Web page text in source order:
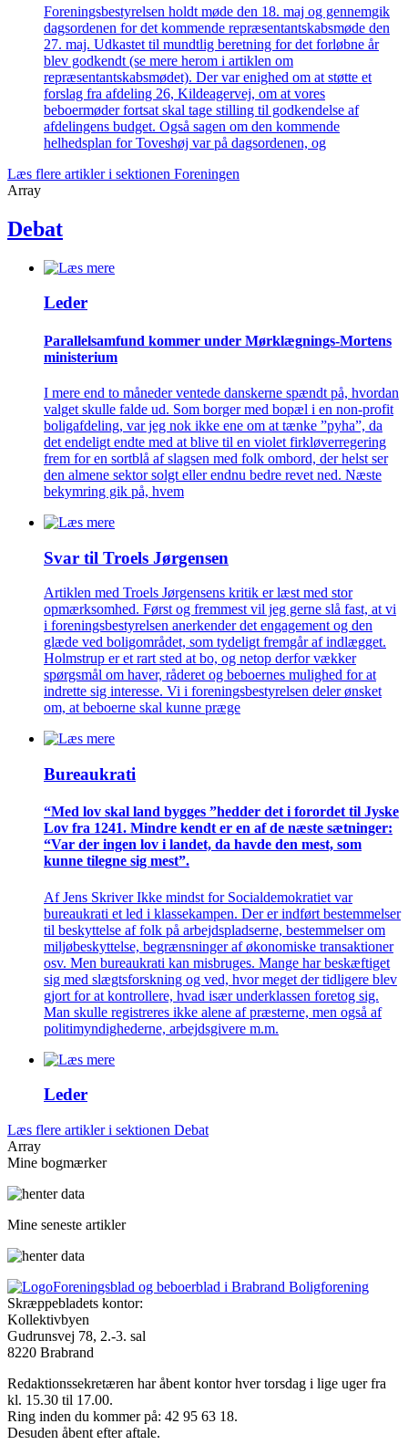
Foreningsbestyrelsen holdt møde den 18. maj og gennemgik
dagsordenen for det kommende repræsentantskabsmøde den
27. maj. Udkastet til mundtlig beretning for det forløbne år
blev godkendt (se mere herom i artiklen om
repræsentantskabsmødet). Der var enighed om at støtte et
forslag fra afdeling 26, Kildeagervej, om at vores
beboermøder fortsat skal tage stilling til godkendelse af
afdelingens budget. Også sagen om den kommende
helhedsplan for Toveshøj var på dagsordenen, og
Læs flere artikler i sektionen Foreningen
Array
Debat
Leder
Parallelsamfund kommer under Mørklægnings-Mortens
ministerium
I mere end to måneder ventede danskerne spændt på, hvordan
valget skulle falde ud. Som borger med bopæl i en non-profit
boligafdeling, var jeg nok ikke ene om at tænke ”pyha”, da
det endeligt endte med at blive til en violet firkløverregering
frem for en sortblå af slagsen med folk ombord, der helst ser
den almene sektor solgt eller endnu bedre revet ned. Næste
bekymring gik på, hvem
Svar til Troels Jørgensen
Artiklen med Troels Jørgensens kritik er læst med stor
opmærksomhed. Først og fremmest vil jeg gerne slå fast, at vi
i foreningsbestyrelsen anerkender det engagement og den
glæde ved boligområdet, som tydeligt fremgår af indlægget.
Holmstrup er et rart sted at bo, og netop derfor vækker
spørgsmål om haver, råderet og beboernes mulighed for at
indrette sig interesse. Vi i foreningsbestyrelsen deler ønsket
om, at beboerne skal kunne præge
Bureaukrati
“Med lov skal land bygges ”hedder det i forordet til Jyske
Lov fra 1241. Mindre kendt er en af de næste sætninger:
“Var der ingen lov i landet, da havde den mest, som
kunne tilegne sig mest”.
Af Jens Skriver Ikke mindst for Socialdemokratiet var
bureaukrati et led i klassekampen. Der er indført bestemmelser
til beskyttelse af folk på arbejdspladserne, bestemmelser om
miljøbeskyttelse, begrænsninger af økonomiske transaktioner
osv. Men bureaukrati kan misbruges. Mange har beskæftiget
sig med slægtsforskning og ved, hvor meget der tidligere blev
gjort for at kontrollere, hvad især underklassen foretog sig.
Man skulle registreres ikke alene af præsterne, men også af
politimyndighederne, arbejdsgivere m.m.
Leder
Læs flere artikler i sektionen Debat
Array
Mine bogmærker
Mine seneste artikler
Foreningsblad og beboerblad i Brabrand Boligforening
Skræppebladets kontor:
Kollektivbyen
Gudrunsvej 78, 2.-3. sal
8220 Brabrand
Redaktionssekretæren har åbent kontor hver torsdag i lige uger fra
kl. 15.30 til 17.00.
Ring inden du kommer på: 42 95 63 18.
Desuden åbent efter aftale.